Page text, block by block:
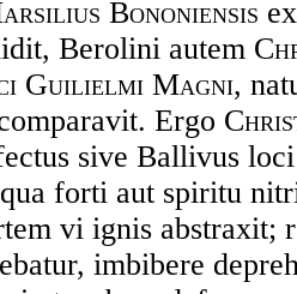
Bononiensis
Berolini autem
Guilielmi Magni,
Ergo
sive Ballivus
forti aut spiritu
vi ignis abstraxit;
imbibere